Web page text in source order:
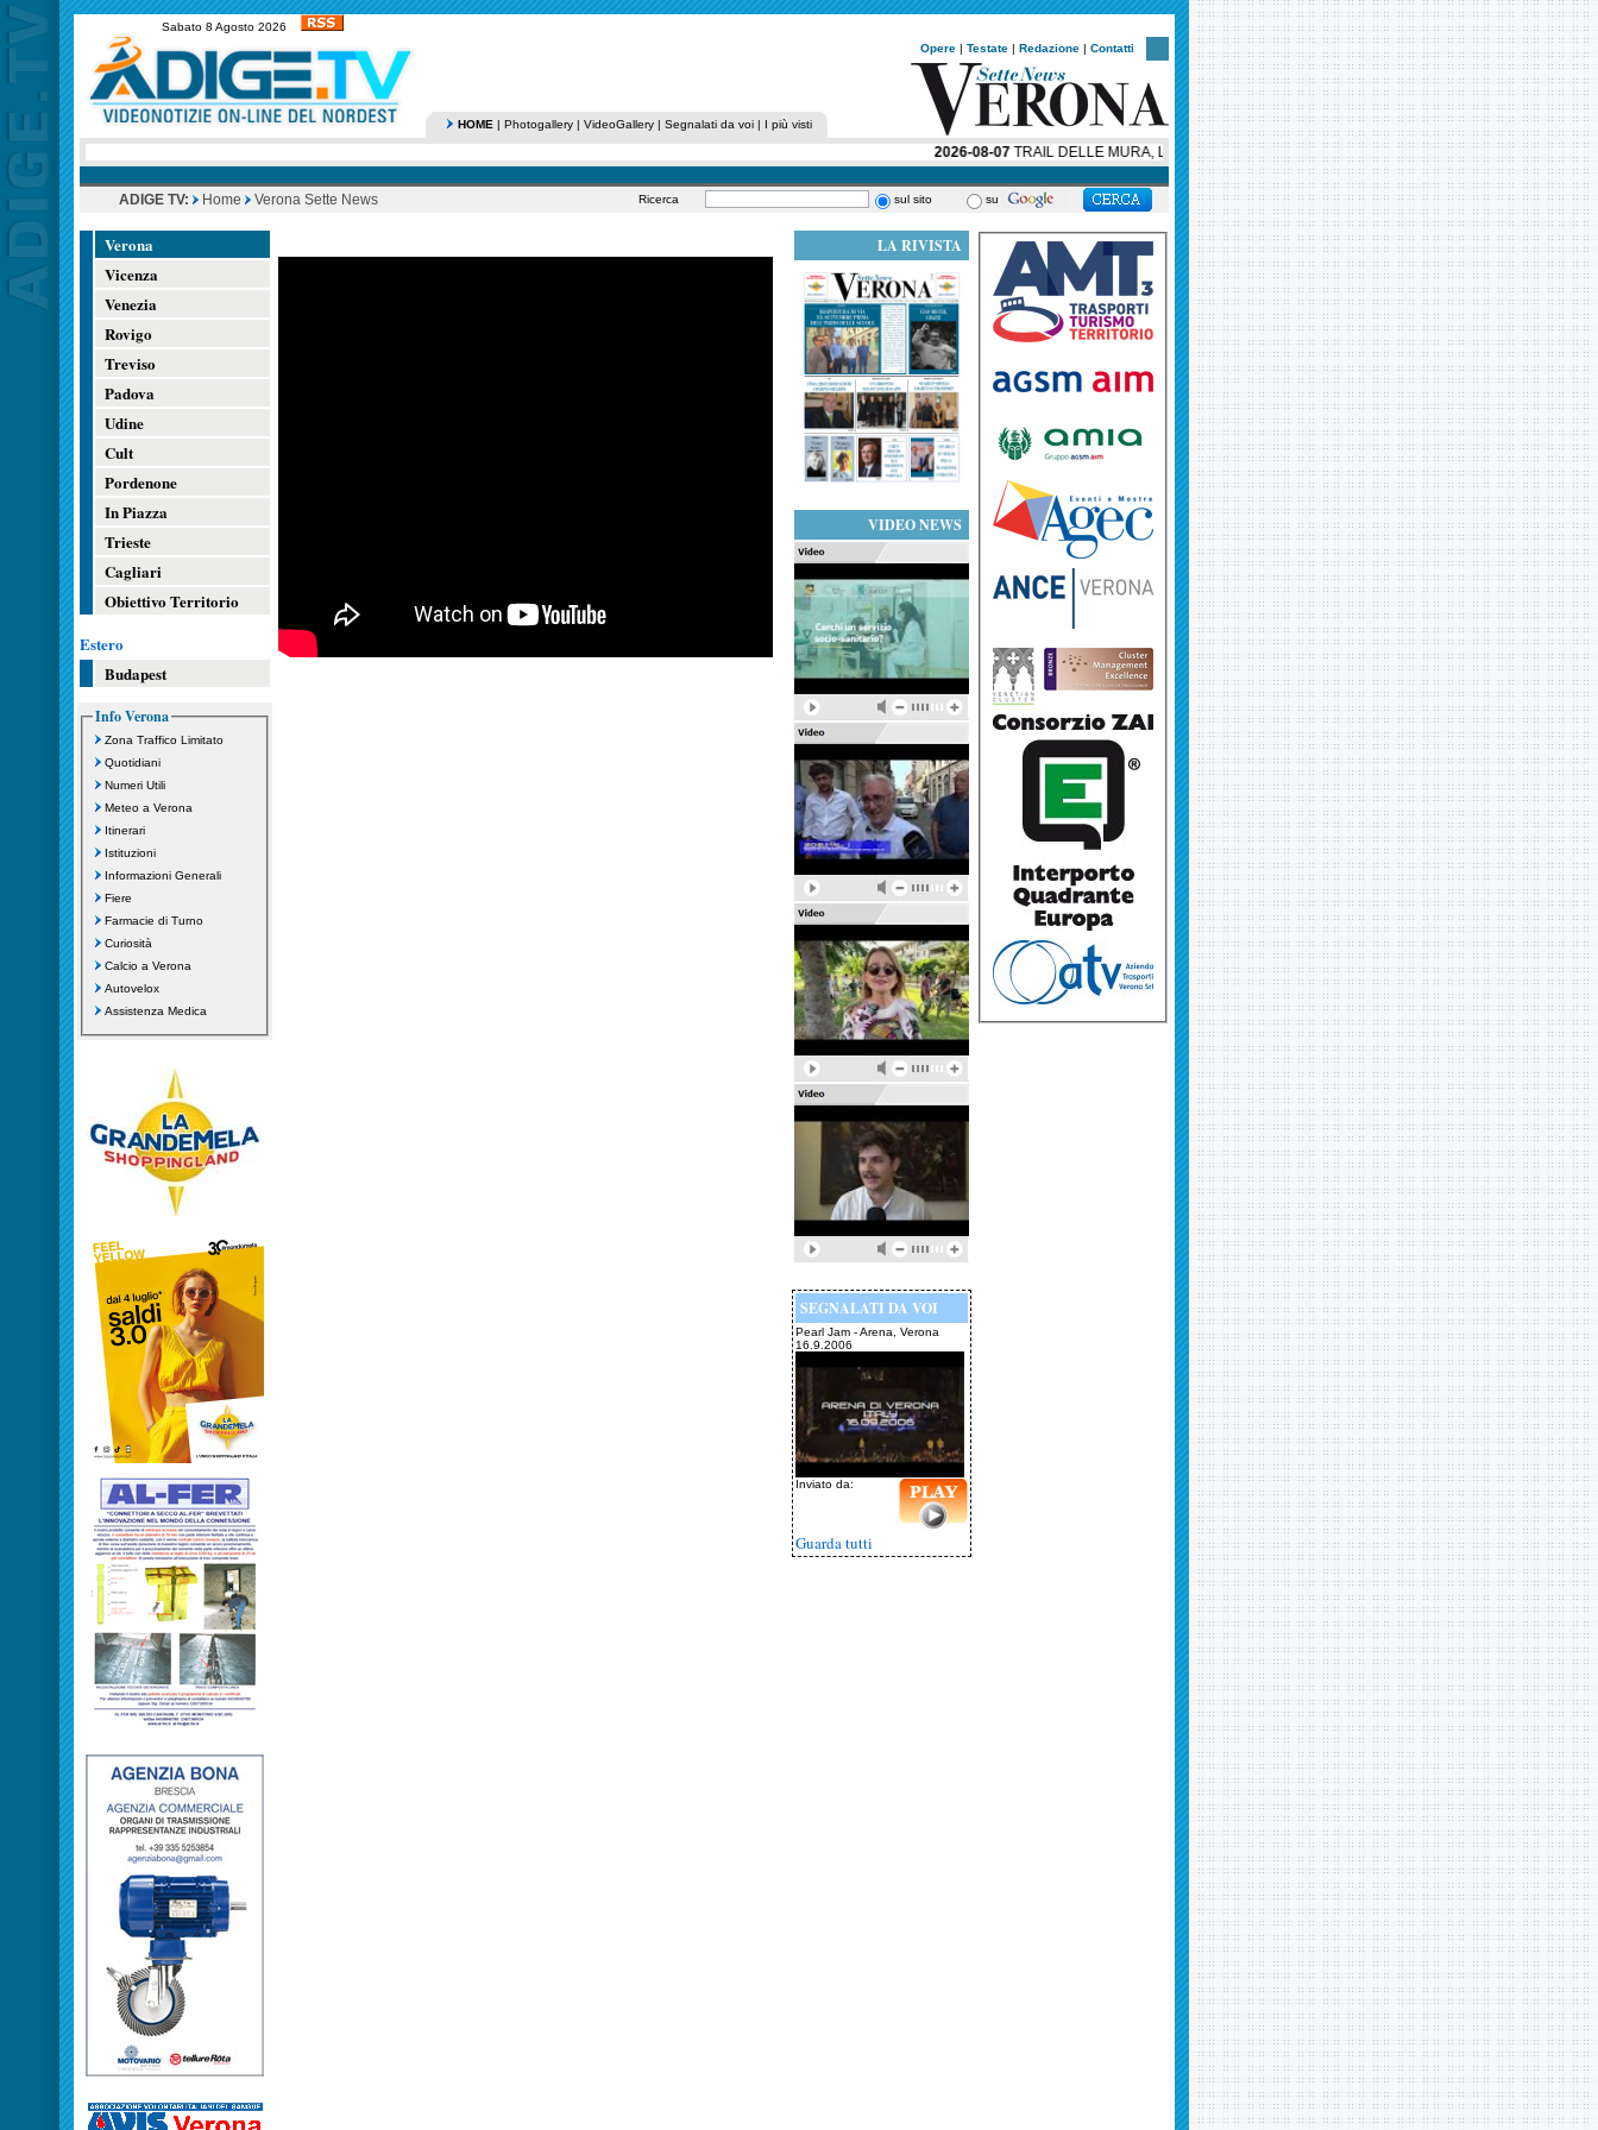
Sabato 8 Agosto 2026
Opere | Testate | Redazione | Contatti
HOME | Photogallery | VideoGallery | Segnalati da voi | I più visti
2026-08-07TRAIL DELLE MURA, LA NOTTE VERONESE CORRE CON UN NUOVO CUORE SOLIDALE
ADIGE TV: Home Verona Sette News Ricerca sul sito su
Verona
Vicenza
Venezia
Rovigo
Treviso
Padova
Udine
Cult
Pordenone
In Piazza
Trieste
Cagliari
Obiettivo Territorio
Estero
Budapest
Info Verona
Zona Traffico Limitato
Quotidiani
Numeri Utili
Meteo a Verona
Itinerari
Istituzioni
Informazioni Generali
Fiere
Farmacie di Turno
Curiosità
Calcio a Verona
Autovelox
Assistenza Medica
LA RIVISTA
VIDEO NEWS
SEGNALATI DA VOI
Pearl Jam - Arena, Verona
16.9.2006
Inviato da:
Guarda tutti